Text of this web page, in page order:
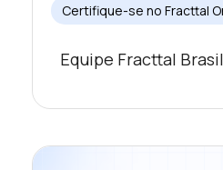
Certifique-se no Fracttal
Equipe Fracttal Brasil